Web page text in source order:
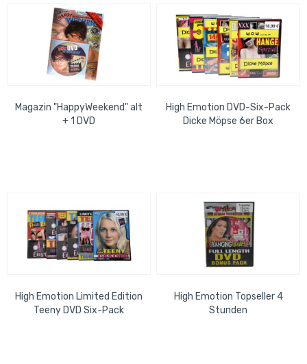
Magazin "HappyWeekend" alt
+ 1 DVD
High Emotion DVD-Six-Pack
Dicke Möpse 6er Box
High Emotion Limited Edition
Teeny DVD Six-Pack
High Emotion Topseller 4
Stunden